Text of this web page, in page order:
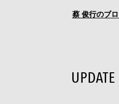
蔡 俊行のブ